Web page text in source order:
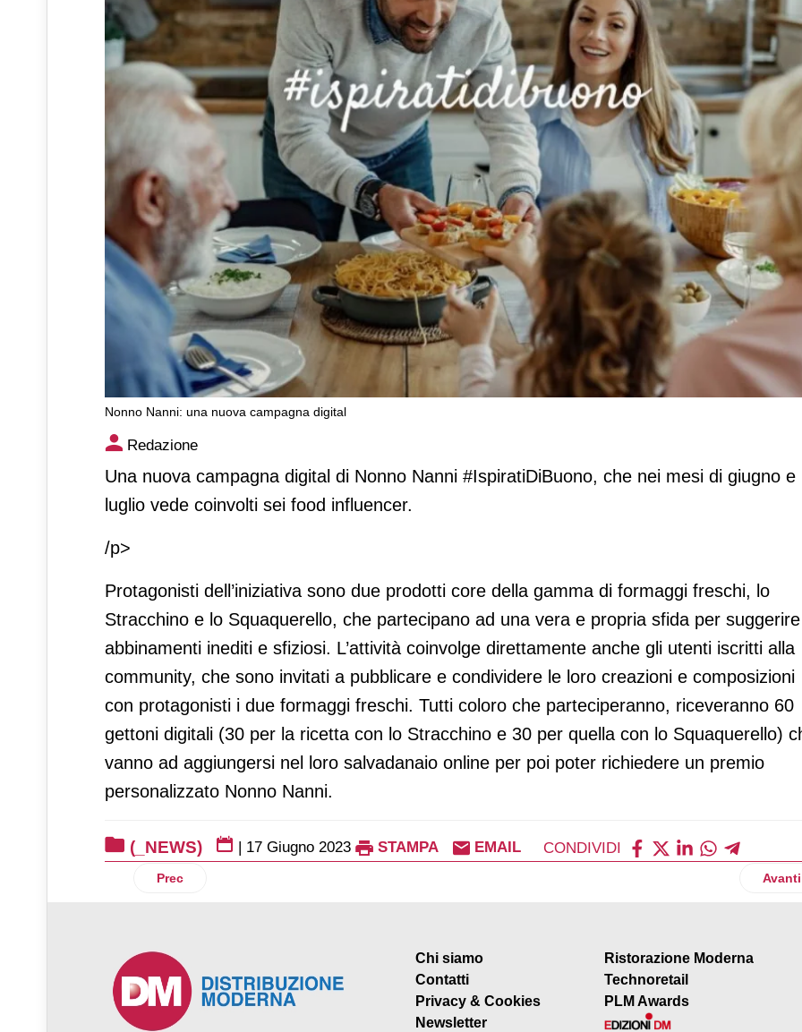
Nonno Nanni: una nuova campagna digital
Nonno Nanni: una nuova campagna digital
Redazione
Una nuova campagna digital di Nonno Nanni #IspiratiDiBuono, che nei mesi di giugno e
luglio vede coinvolti sei food influencer.
/p>
Protagonisti dell’iniziativa sono due prodotti core della gamma di formaggi freschi, lo
Stracchino e lo Squaquerello, che partecipano ad una vera e propria sfida per suggerire
abbinamenti inediti e sfiziosi. L’attività coinvolge direttamente anche gli utenti iscritti alla
community, che sono invitati a pubblicare e condividere le loro creazioni e composizioni
con protagonisti i due formaggi freschi. Tutti coloro che parteciperanno, riceveranno 60
gettoni digitali (30 per la ricetta con lo Stracchino e 30 per quella con lo Squaquerello)
vanno ad aggiungersi nel loro salvadanaio online per poi poter richiedere un premio
personalizzato Nonno Nanni.
(_NEWS) | 17 Giugno 2023 STAMPA EMAIL CONDIVIDI
Articolo precedente: Danone Nations Cup: a Coverciano la finale della settima edizione del torneo
Prec Avanti
Chi siamo
Contatti
Privacy & Cookies
Newsletter
Ristorazione Moderna
Technoretail
PLM Awards